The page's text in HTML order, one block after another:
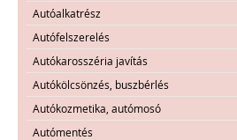
Autóalkatrész
Autófelszerelés
Autókarosszéria javítás
Autókölcsönzés, buszbérlés
Autókozmetika, autómosó
Autómentés